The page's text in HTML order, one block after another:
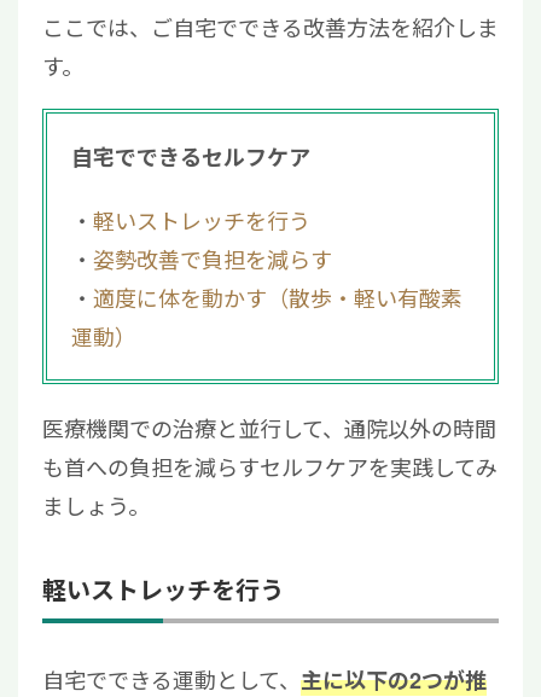
ここでは、ご自宅でできる改善方法を紹介しま
す。
自宅でできるセルフケア
軽いストレッチを行う
姿勢改善で負担を減らす
適度に体を動かす（散歩・軽い有酸素
運動）
医療機関での治療と並行して、通院以外の時間
も首への負担を減らすセルフケアを実践してみ
ましょう。
軽いストレッチを行う
自宅でできる運動として、 主に以下の2つが推